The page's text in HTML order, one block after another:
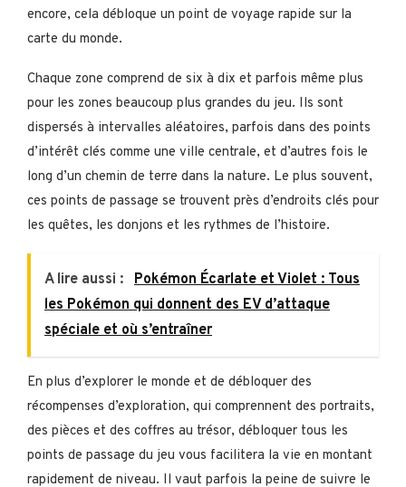
encore, cela débloque un point de voyage rapide sur la
carte du monde.
Chaque zone comprend de six à dix et parfois même plus
pour les zones beaucoup plus grandes du jeu. Ils sont
dispersés à intervalles aléatoires, parfois dans des points
d’intérêt clés comme une ville centrale, et d’autres fois le
long d’un chemin de terre dans la nature. Le plus souvent,
ces points de passage se trouvent près d’endroits clés pour
les quêtes, les donjons et les rythmes de l’histoire.
A lire aussi :
Pokémon Écarlate et Violet : Tous
les Pokémon qui donnent des EV d’attaque
spéciale et où s’entraîner
En plus d’explorer le monde et de débloquer des
récompenses d’exploration, qui comprennent des portraits,
des pièces et des coffres au trésor, débloquer tous les
points de passage du jeu vous facilitera la vie en montant
rapidement de niveau. Il vaut parfois la peine de suivre le